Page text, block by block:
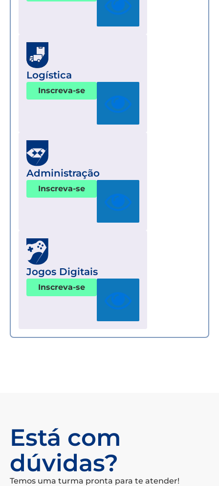
Logística
Inscreva-se
Administração
Inscreva-se
Jogos Digitais
Inscreva-se
Está com
dúvidas?
Temos uma turma pronta para te atender!